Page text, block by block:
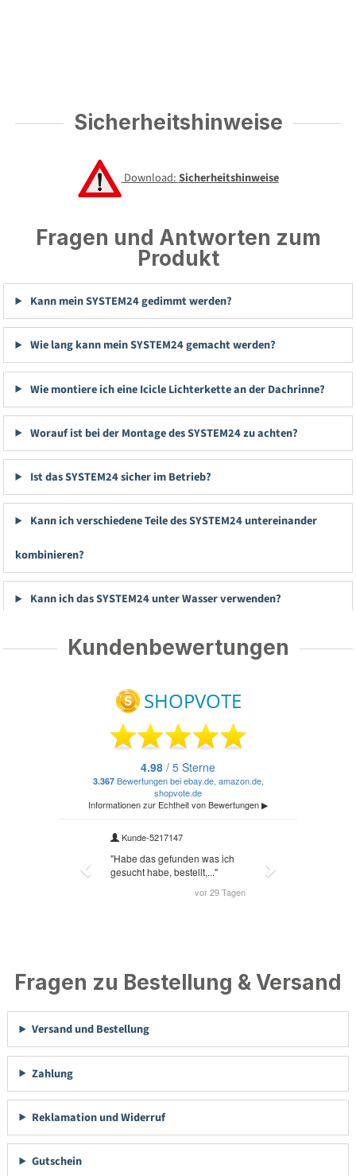
Sicherheitshinweise
Download:Sicherheitshinweise
Fragen und Antworten zum
Produkt
Kann mein SYSTEM24 gedimmt werden?
Wie lang kann mein SYSTEM24 gemacht werden?
Wie montiere ich eine Icicle Lichterkette an der Dachrinne?
Worauf ist bei der Montage des SYSTEM24 zu achten?
Ist das SYSTEM24 sicher im Betrieb?
Kann ich verschiedene Teile des SYSTEM24 untereinander
kombinieren?
Kann ich das SYSTEM24 unter Wasser verwenden?
Kundenbewertungen
Fragen zu Bestellung & Versand
Versand und Bestellung
Zahlung
Reklamation und Widerruf
Gutschein